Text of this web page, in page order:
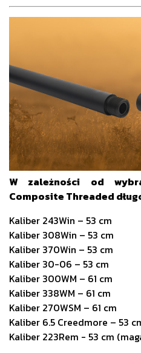
W zależności od
Composite Threaded
Kaliber 243Win – 53 cm
Kaliber 308Win – 53 cm
Kaliber 370Win – 53 cm
Kaliber 30-06 – 53 cm
Kaliber 300WM – 61 cm
Kaliber 338WM – 61 cm
Kaliber 270WSM – 61 cm
Kaliber 6.5 Creedmore – 53
Kaliber 223Rem - 53 cm